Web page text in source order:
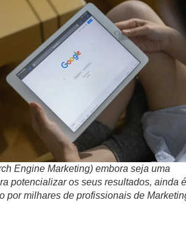
Engine Marketing) embora seja uma
potencializar os seus resultados, ainda é
por milhares de profissionais de